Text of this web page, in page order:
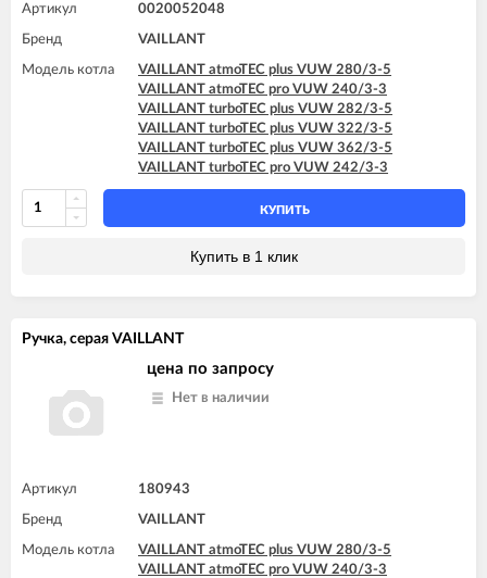
Артикул 0020052048
Бренд VAILLANT
Модель котла
VAILLANT atmoTEC plus VUW 280/3-5
VAILLANT atmoTEC pro VUW 240/3-3
VAILLANT turboTEC plus VUW 282/3-5
VAILLANT turboTEC plus VUW 322/3-5
VAILLANT turboTEC plus VUW 362/3-5
VAILLANT turboTEC pro VUW 242/3-3
КУПИТЬ
Купить в 1 клик
Ручка, серая VAILLANT
цена по запросу
Нет в наличии
Артикул 180943
Бренд VAILLANT
Модель котла
VAILLANT atmoTEC plus VUW 280/3-5
VAILLANT atmoTEC pro VUW 240/3-3